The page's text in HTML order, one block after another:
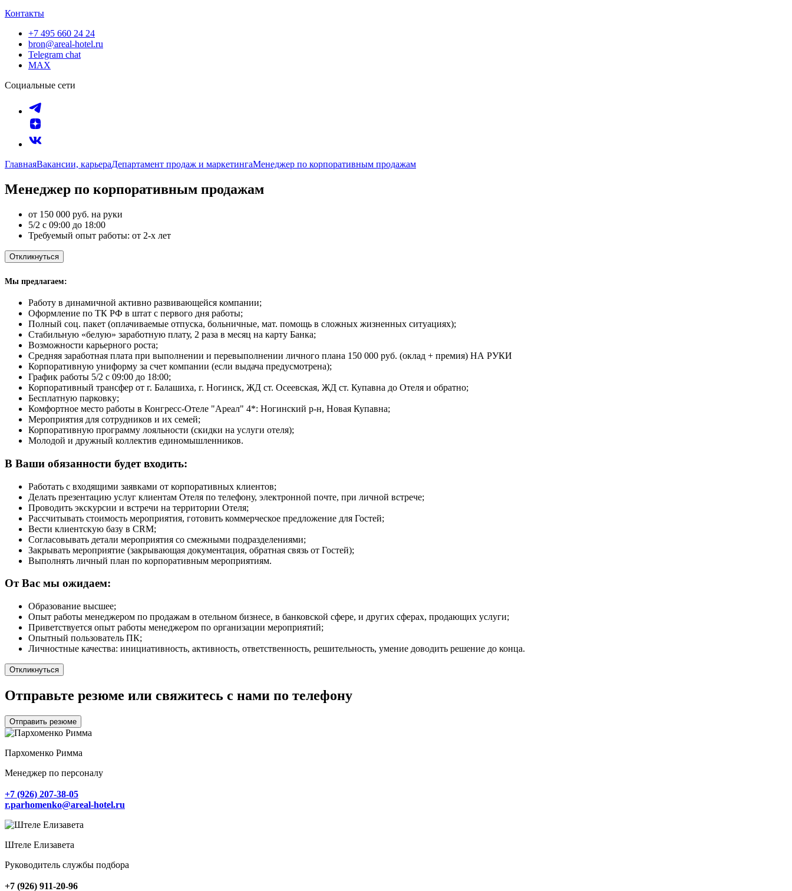
Контакты
+7 495 660 24 24
bron@areal-hotel.ru
Telegram chat
MAX
Социальные сети
ГлавнаяВакансии, карьераДепартамент продаж и маркетингаМенеджер по корпоративным продажам
Менеджер по корпоративным продажам
от 150 000 руб. на руки
5/2 с 09:00 до 18:00
Требуемый опыт работы: от 2-х лет
Откликнуться
Мы предлагаем:
Работу в динамичной активно развивающейся компании;
Оформление по ТК РФ в штат с первого дня работы;
Полный соц. пакет (оплачиваемые отпуска, больничные, мат. помощь в сложных жизненных ситуациях);
Стабильную «белую» заработную плату, 2 раза в месяц на карту Банка;
Возможности карьерного роста;
Средняя заработная плата при выполнении и перевыполнении личного плана 150 000 руб. (оклад + премия) НА РУКИ
Корпоративную униформу за счет компании (если выдача предусмотрена);
График работы 5/2 с 09:00 до 18:00;
Корпоративный трансфер от г. Балашиха, г. Ногинск, ЖД ст. Осеевская, ЖД ст. Купавна до Отеля и обратно;
Бесплатную парковку;
Комфортное место работы в Конгресс-Отеле "Ареал" 4*: Ногинский р-н, Новая Купавна;
Мероприятия для сотрудников и их семей;
Корпоративную программу лояльности (скидки на услуги отеля);
Молодой и дружный коллектив единомышленников.
В Ваши обязанности будет входить:
Работать с входящими заявками от корпоративных клиентов;
Делать презентацию услуг клиентам Отеля по телефону, электронной почте, при личной встрече;
Проводить экскурсии и встречи на территории Отеля;
Рассчитывать стоимость мероприятия, готовить коммерческое предложение для Гостей;
Вести клиентскую базу в CRM;
Согласовывать детали мероприятия со смежными подразделениями;
Закрывать мероприятие (закрывающая документация, обратная связь от Гостей);
Выполнять личный план по корпоративным мероприятиям.
От Вас мы ожидаем:
Образование высшее;
Опыт работы менеджером по продажам в отельном бизнесе, в банковской сфере, и других сферах, продающих услуги;
Приветствуется опыт работы менеджером по организации мероприятий;
Опытный пользователь ПК;
Личностные качества: инициативность, активность, ответственность, решительность, умение доводить решение до конца.
Откликнуться
Отправьте резюме или свяжитесь с нами по телефону
Отправить резюме
Пархоменко Римма
Менеджер по персоналу
+7 (926) 207-38-05
r.parhomenko@areal-hotel.ru
Штеле Елизавета
Руководитель службы подбора
+7 (926) 911-20-96